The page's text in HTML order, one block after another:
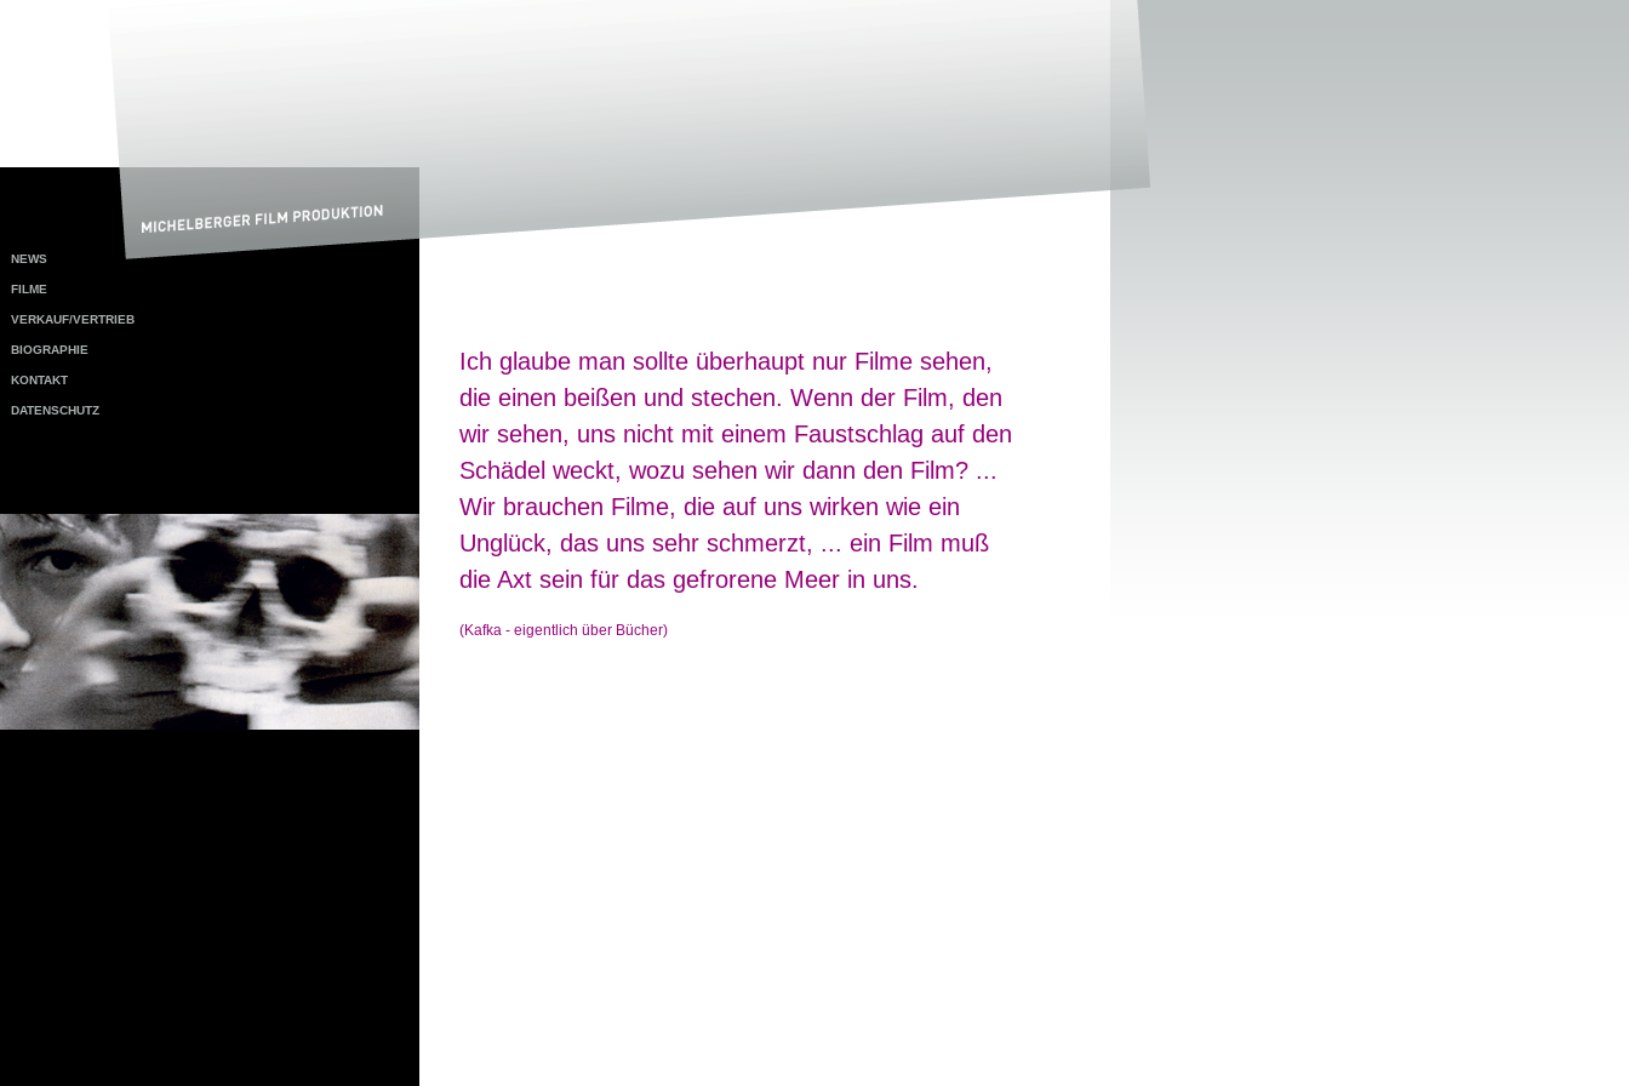
NEWS
FILME
VERKAUF/VERTRIEB
BIOGRAPHIE
KONTAKT
DATENSCHUTZ
Ich glaube man sollte überhaupt nur Filme sehen,
die einen beißen und stechen. Wenn der Film, den
wir sehen, uns nicht mit einem Faustschlag auf den
Schädel weckt, wozu sehen wir dann den Film? ...
Wir brauchen Filme, die auf uns wirken wie ein
Unglück, das uns sehr schmerzt, ... ein Film muß
die Axt sein für das gefrorene Meer in uns.
(Kafka - eigentlich über Bücher)